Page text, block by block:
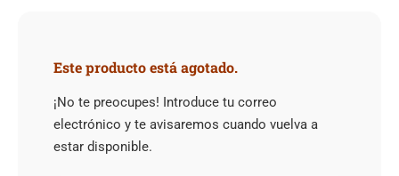
Este producto está agotado.
¡No te preocupes! Introduce tu correo
electrónico y te avisaremos cuando vuelva a
estar disponible.